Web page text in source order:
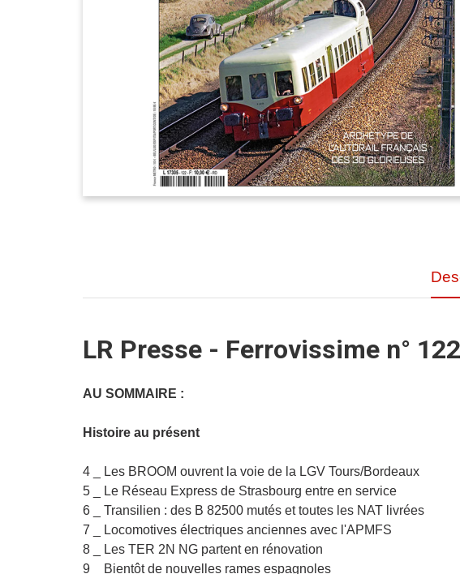
LR Presse - Ferrovissime n° 122
AU SOMMAIRE :
Histoire au présent
4 _ Les BROOM ouvrent la voie de la LGV Tours/Bordeaux
5 _ Le Réseau Express de Strasbourg entre en service
6 _ Transilien : des B 82500 mutés et toutes les NAT livrées
7 _ Locomotives électriques anciennes avec l'APMFS
8 _ Les TER 2N NG partent en rénovation
9 _ Bientôt de nouvelles rames espagnoles